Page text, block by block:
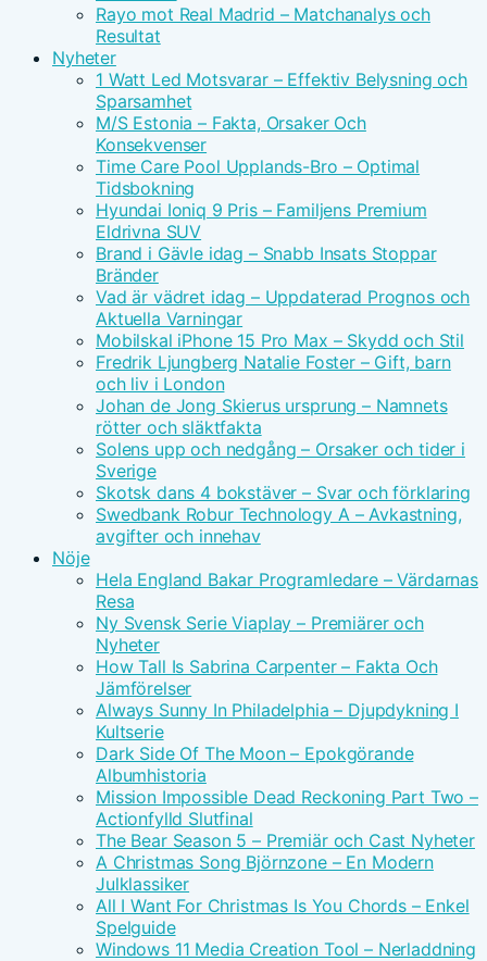
Rayo mot Real Madrid – Matchanalys och
Resultat
Nyheter
1 Watt Led Motsvarar – Effektiv Belysning och
Sparsamhet
M/S Estonia – Fakta, Orsaker Och
Konsekvenser
Time Care Pool Upplands-Bro – Optimal
Tidsbokning
Hyundai Ioniq 9 Pris – Familjens Premium
Eldrivna SUV
Brand i Gävle idag – Snabb Insats Stoppar
Bränder
Vad är vädret idag – Uppdaterad Prognos och
Aktuella Varningar
Mobilskal iPhone 15 Pro Max – Skydd och Stil
Fredrik Ljungberg Natalie Foster – Gift, barn
och liv i London
Johan de Jong Skierus ursprung – Namnets
rötter och släktfakta
Solens upp och nedgång – Orsaker och tider i
Sverige
Skotsk dans 4 bokstäver – Svar och förklaring
Swedbank Robur Technology A – Avkastning,
avgifter och innehav
Nöje
Hela England Bakar Programledare – Värdarnas
Resa
Ny Svensk Serie Viaplay – Premiärer och
Nyheter
How Tall Is Sabrina Carpenter – Fakta Och
Jämförelser
Always Sunny In Philadelphia – Djupdykning I
Kultserie
Dark Side Of The Moon – Epokgörande
Albumhistoria
Mission Impossible Dead Reckoning Part Two –
Actionfylld Slutfinal
The Bear Season 5 – Premiär och Cast Nyheter
A Christmas Song Björnzone – En Modern
Julklassiker
All I Want For Christmas Is You Chords – Enkel
Spelguide
Windows 11 Media Creation Tool – Nerladdning